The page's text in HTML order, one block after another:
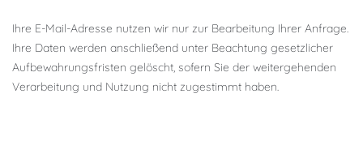
Ihre E-Mail-Adresse nutzen wir nur zur Bearbeitung Ihrer Anfrage.
Ihre Daten werden anschließend unter Beachtung gesetzlicher
Aufbewahrungsfristen gelöscht, sofern Sie der weitergehenden
Verarbeitung und Nutzung nicht zugestimmt haben.